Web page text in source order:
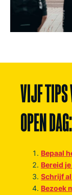
VIJF TIPS
OPEN DAG:
Bepaal
Bereid
Schrijf
Bezoek